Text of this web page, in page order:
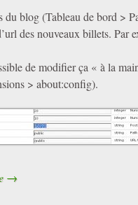
du blog (Tableau de bord >
des nouveaux billets. Par
de modifier ça « à la
> about:config).
→